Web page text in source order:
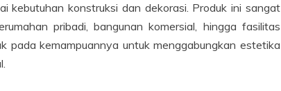
kebutuhan konstruksi dan dekorasi. Produk ini sangat
pribadi, bangunan komersial, hingga fasilitas
pada kemampuannya untuk menggabungkan estetika